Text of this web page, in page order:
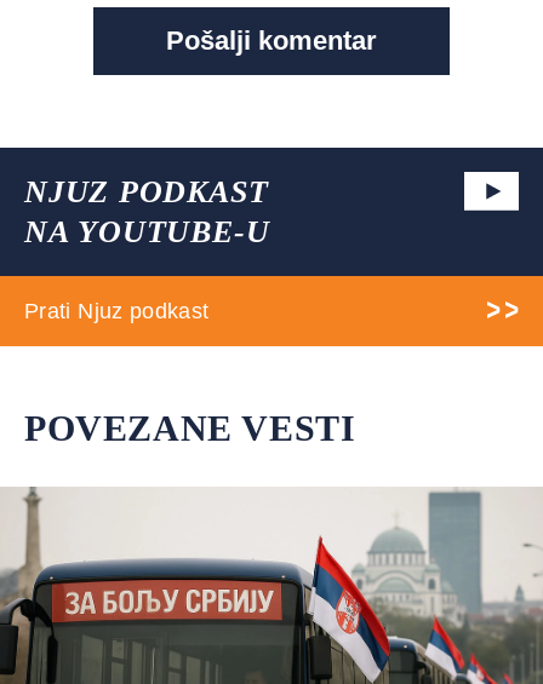
NJUZ PODKAST
NA YOUTUBE-U
Prati Njuz podkast
POVEZANE VESTI